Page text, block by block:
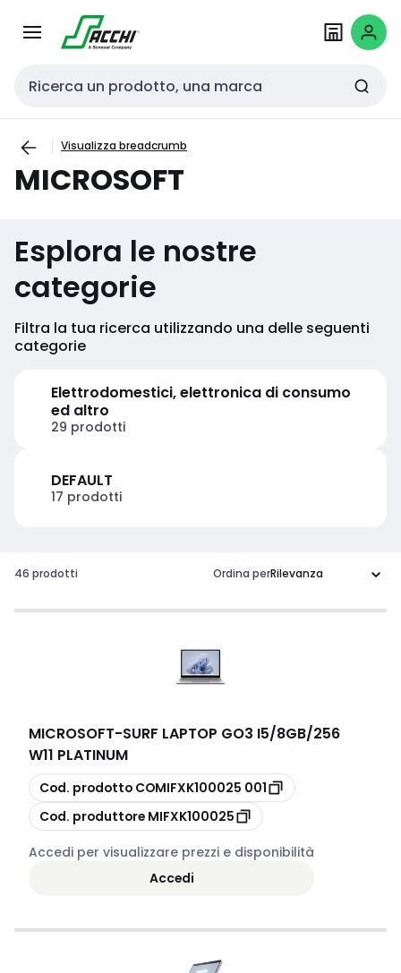
navigazionecontenuto
Cerca input
Visualizza breadcrumb
MICROSOFT
Esplora le nostre
categorie
Filtra la tua ricerca utilizzando una delle seguenti
categorie
Elettrodomestici, elettronica di consumo
ed altro
29 prodotti
DEFAULT
17 prodotti
46 prodotti Ordina per
MICROSOFT-SURF LAPTOP GO3 I5/8GB/256
W11 PLATINUM
copia
Cod. prodotto
COMIFXK100025 001
copia
Cod. produttore MIFXK100025
Accedi per visualizzare prezzi e disponibilità
Accedi